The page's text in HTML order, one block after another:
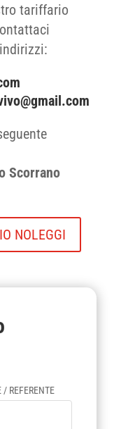
tariffario
Scorrano
NOLEGGI
REFERENTE